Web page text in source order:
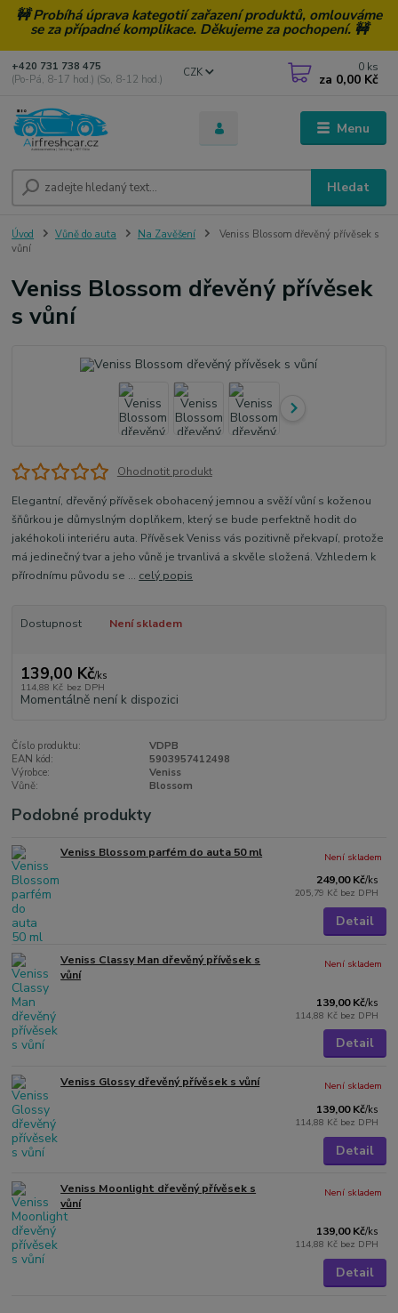
🚧 Probíhá úprava kategotií zařazení produktů, omlouváme
se za případné komplikace. Děkujeme za pochopení. 🚧
Menu
CZK
Hledat
+420 731 738 475
(Po-Pá, 8-17 hod.) (So, 8-12 hod.)
0 ks
za 0,00 Kč
Úvod Vůně do auta Na Zavěšení
Veniss Blossom dřevěný přívěsek s
vůní
Veniss Blossom dřevěný přívěsek
s vůní
Ohodnotit produkt
Elegantní, dřevěný přívěsek obohacený jemnou a svěží vůní s koženou
šňůrkou je důmyslným doplňkem, který se bude perfektně hodit do
jakéhokoli interiéru auta. Přívěsek Veniss vás pozitivně překvapí, protože
má jedinečný tvar a jeho vůně je trvanlivá a skvěle složená. Vzhledem k
přírodnímu původu se ... celý popis
Dostupnost Není skladem
139,00 Kč/ks
114,88 Kč bez DPH
Momentálně není k dispozici
Číslo produktu:
VDPB
EAN kód:
5903957412498
Výrobce:
Veniss
Vůně:
Blossom
Podobné produkty
Veniss Blossom parfém do auta 50 ml
249,00 Kč/ks
205,79 Kč bez DPH
Není skladem
Detail
Veniss Classy Man dřevěný přívěsek s
vůní
139,00 Kč/ks
114,88 Kč bez DPH
Není skladem
Detail
Veniss Glossy dřevěný přívěsek s vůní
139,00 Kč/ks
114,88 Kč bez DPH
Není skladem
Detail
Veniss Moonlight dřevěný přívěsek s
vůní
139,00 Kč/ks
114,88 Kč bez DPH
Není skladem
Detail